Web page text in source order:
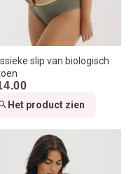
slip van biologisch
Het product zien